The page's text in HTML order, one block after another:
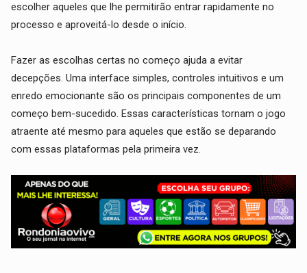
escolher aqueles que lhe permitirão entrar rapidamente no
processo e aproveitá-lo desde o início.
Fazer as escolhas certas no começo ajuda a evitar
decepções. Uma interface simples, controles intuitivos e um
enredo emocionante são os principais componentes de um
começo bem-sucedido. Essas características tornam o jogo
atraente até mesmo para aqueles que estão se deparando
com essas plataformas pela primeira vez.